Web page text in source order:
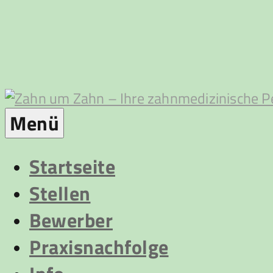
Zahn
um
Zahn
Menü
Startseite
Stellen
Bewerber
Praxisnachfolge